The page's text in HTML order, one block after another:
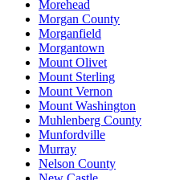
Morehead
Morgan County
Morganfield
Morgantown
Mount Olivet
Mount Sterling
Mount Vernon
Mount Washington
Muhlenberg County
Munfordville
Murray
Nelson County